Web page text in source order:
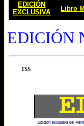
EDICIÓN
EXCLUSIVA
Libro
EDICIÓN
rss